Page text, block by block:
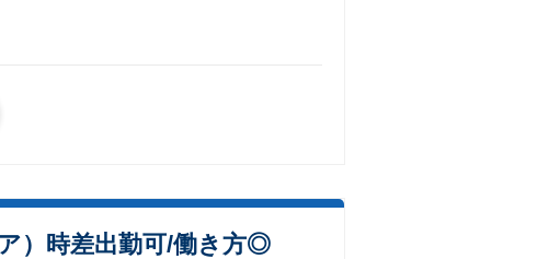
）時差出勤可/働き方◎